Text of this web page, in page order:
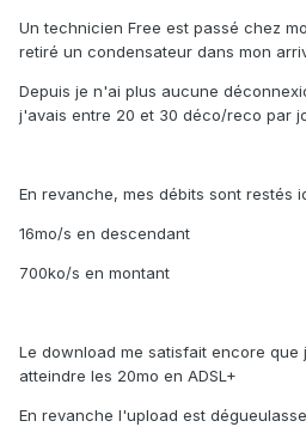
Un technicien Free est passé chez
retiré un condensateur dans mon
Depuis je n'ai plus aucune
j'avais entre 20 et 30 déco/reco par
En revanche, mes débits sont restés
16mo/s en descendant
700ko/s en montant
Le download me satisfait encore que
atteindre les 20mo en ADSL+
En revanche l'upload est